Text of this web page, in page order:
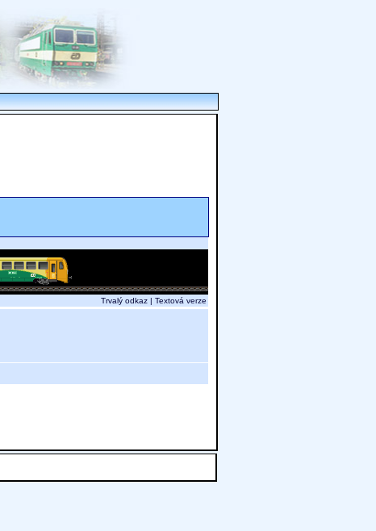
Trvalý odkaz | Textová verze